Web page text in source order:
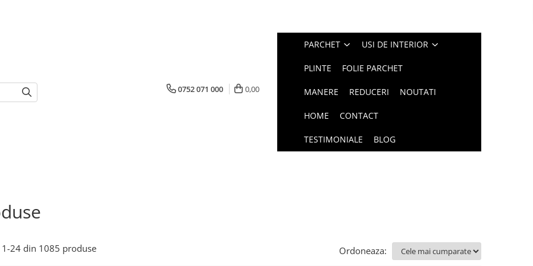
0752 071 000 0,00
PARCHET USI DE INTERIOR
PLINTE FOLIE PARCHET
MANERE REDUCERI NOUTATI
HOME CONTACT
TESTIMONIALE BLOG
1-24 din 1085 produse Ordoneaza: